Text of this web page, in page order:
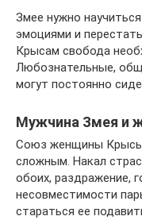
Змее нужно
эмоциями и
Крысам свобода
Любознательные,
могут постоянно
Мужчина Змея и
Союз женщины
сложным. Накал
обоих, раздражение,
несовместимости
стараться ее